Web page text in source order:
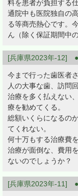
料を患者が負担する
通院中も医院独自の
る等商売熱心です。
ん（除く保証期間中
[兵庫県2023年-12]
今まで行った歯医者
人の大事な歯、訪問
治療を多く払えない
療を勧めてくる。
総額いくらになるの
てくれない。
何十万もする治療費
治療が面倒な、費用
ないのでしょうか？
[兵庫県2023年-11]